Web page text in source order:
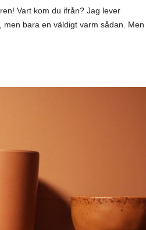
Vart kom du ifrån? Jag lever
bara en väldigt varm sådan. Men